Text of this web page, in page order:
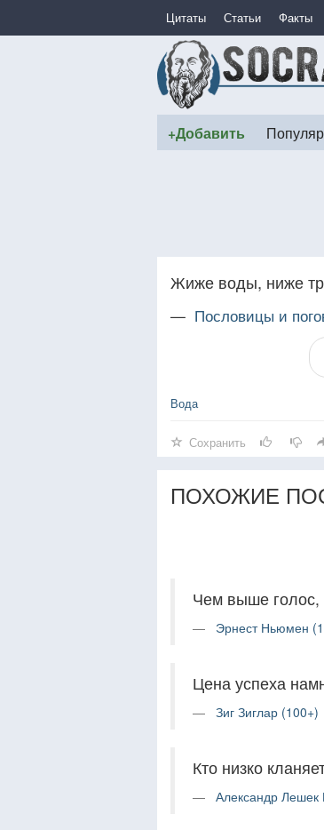
Цитаты Статьи Факты
+Добавить
Жиже воды, ниже
— Пословицы и
Вода
Сохранить
ПОХОЖИЕ
Чем выше голос,
Эрнест Ньюмен
Цена успеха
Зиг Зиглар (100+)
Кто низко
Александр Лешек